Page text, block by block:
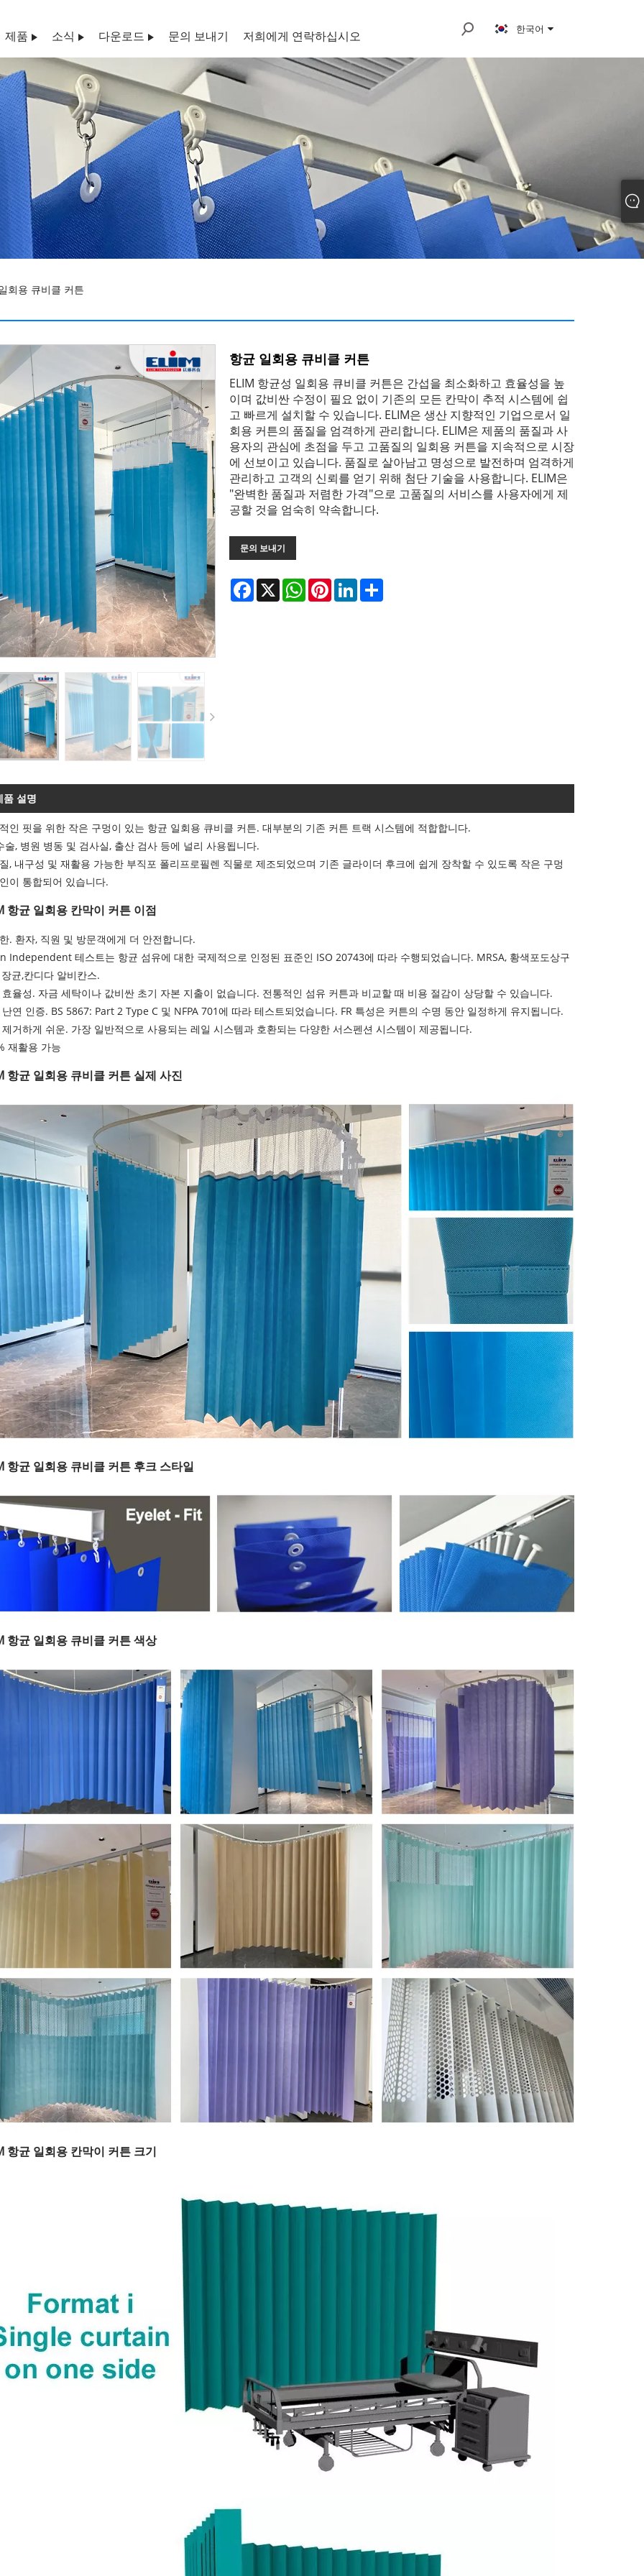
제품 소식 다운로드 문의 보내기 저희에게 연락하십시오 한국어
회용 큐비클 커튼
항균 일회용 큐비클 커튼
ELIM 항균성 일회용 큐비클 커튼은 간섭을 최소화하고 효율성을 높
이며 값비싼 수정이 필요 없이 기존의 모든 칸막이 추적 시스템에 쉽
고 빠르게 설치할 수 있습니다. ELIM은 생산 지향적인 기업으로서 일
회용 커튼의 품질을 엄격하게 관리합니다. ELIM은 제품의 품질과 사
용자의 관심에 초점을 두고 고품질의 일회용 커튼을 지속적으로 시장
에 선보이고 있습니다. 품질로 살아남고 명성으로 발전하며 엄격하게
관리하고 고객의 신뢰를 얻기 위해 첨단 기술을 사용합니다. ELIM은
"완벽한 품질과 저렴한 가격"으로 고품질의 서비스를 사용자에게 제
공할 것을 엄숙히 약속합니다.
문의 보내기
Facebook
X WhatsAppPinterestLinkedInShare
품 설명
인 핏을 위한 작은 구멍이 있는 항균 일회용 큐비클 커튼. 대부분의 기존 커튼 트랙 시스템에 적합합니다.
술, 병원 병동 및 검사실, 출산 검사 등에 널리 사용됩니다.
, 내구성 및 재활용 가능한 부직포 폴리프로필렌 직물로 제조되었으며 기존 글라이더 후크에 쉽게 장착할 수 있도록 작은 구멍
이 통합되어 있습니다.
항균 일회용 칸막이 커튼 이점
. 환자, 직원 및 방문객에게 더 안전합니다.
Independent 테스트는 항균 섬유에 대한 국제적으로 인정된 표준인 ISO 20743에 따라 수행되었습니다. MRSA, 황색포도상구
균,칸디다 알비칸스.
율성. 자금 세탁이나 값비싼 초기 자본 지출이 없습니다. 전통적인 섬유 커튼과 비교할 때 비용 절감이 상당할 수 있습니다.
연 인증. BS 5867: Part 2 Type C 및 NFPA 701에 따라 테스트되었습니다. FR 특성은 커튼의 수명 동안 일정하게 유지됩니다.
거하게 쉬운. 가장 일반적으로 사용되는 레일 시스템과 호환되는 다양한 서스펜션 시스템이 제공됩니다.
재활용 가능
항균 일회용 큐비클 커튼 실제 사진
항균 일회용 큐비클 커튼 후크 스타일
항균 일회용 큐비클 커튼 색상
항균 일회용 칸막이 커튼 크기